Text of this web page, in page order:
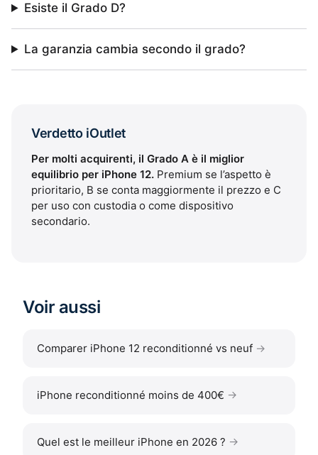
Esiste il Grado D?
La garanzia cambia secondo il grado?
Verdetto iOutlet
Per molti acquirenti, il Grado A è il miglior
equilibrio per iPhone 12. Premium se l’aspetto è
prioritario, B se conta maggiormente il prezzo e C
per uso con custodia o come dispositivo
secondario.
Voir aussi
Comparer iPhone 12 reconditionné vs neuf
iPhone reconditionné moins de 400€
Quel est le meilleur iPhone en 2026 ?